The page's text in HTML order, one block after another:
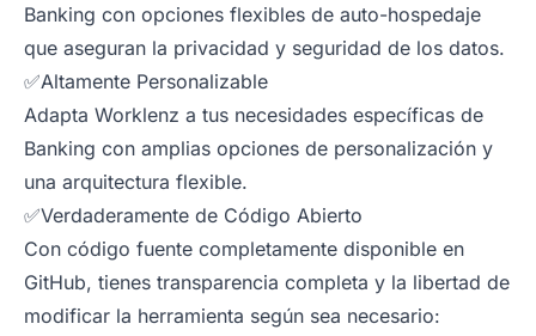
Banking con opciones flexibles de auto-hospedaje
que aseguran la privacidad y seguridad de los datos.
✅Altamente Personalizable
Adapta Worklenz a tus necesidades específicas de
Banking con amplias opciones de personalización y
una arquitectura flexible.
✅Verdaderamente de Código Abierto
Con código fuente completamente disponible en
GitHub, tienes transparencia completa y la libertad de
modificar la herramienta según sea necesario: